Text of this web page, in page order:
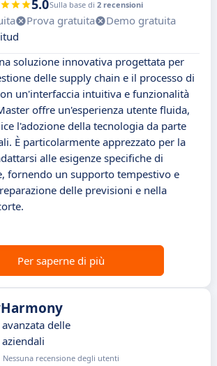
5.0Sulla base di 2 recensioni
Prova gratuita
Demo gratuita
soluzione innovativa progettata per
delle supply chain e il processo di
un'interfaccia intuitiva e funzionalità
offre un'esperienza utente fluida,
l'adozione della tecnologia da parte
È particolarmente apprezzato per la
alle esigenze specifiche di
fornendo un supporto tempestivo e
delle previsioni e nella
Per saperne di più
delle
Nessuna recensione degli utenti